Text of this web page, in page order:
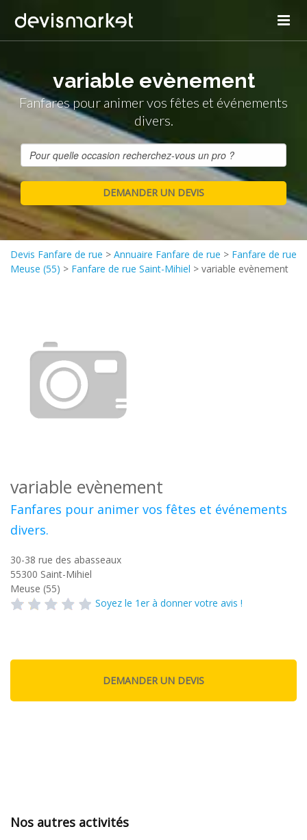
variable evènement
Fanfares pour animer vos fêtes et événements
divers.
Devis Fanfare de rue > Annuaire Fanfare de rue > Fanfare de rue
Meuse (55) > Fanfare de rue Saint-Mihiel > variable evènement
variable evènement
Fanfares pour animer vos fêtes et événements
divers.
30-38 rue des abasseaux
55300 Saint-Mihiel
Meuse (55)
Soyez le 1er à donner votre avis !
Nos autres activités